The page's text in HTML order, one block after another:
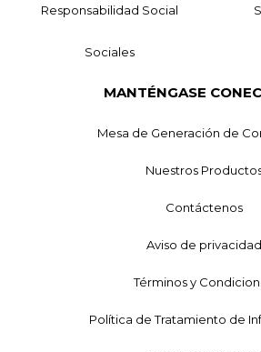
Responsabilidad Social
Sociales
MANTÉNGASE
Mesa de Generación de
Nuestros
Contáctenos
Aviso de privacidad
Términos y
Política de Tratamiento de